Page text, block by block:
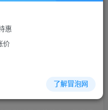
买
登陆后购买，可保存购买订单
惠
价
了解冒泡网